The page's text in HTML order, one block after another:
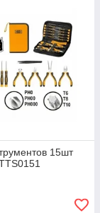
15шт